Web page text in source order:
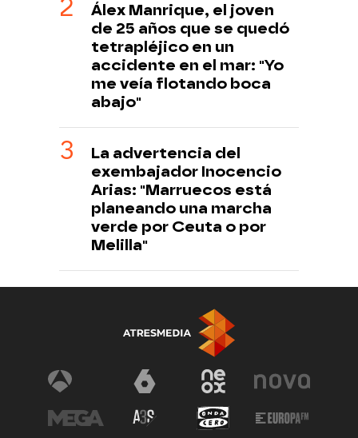
Álex Manrique, el joven
de 25 años que se quedó
tetrapléjico en un
accidente en el mar: "Yo
me veía flotando boca
abajo"
La advertencia del
exembajador Inocencio
Arias: "Marruecos está
planeando una marcha
verde por Ceuta o por
Melilla"